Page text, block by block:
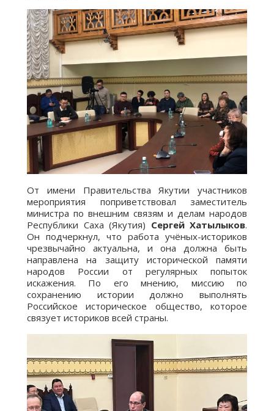
От имени Правительства Якутии участников
мероприятия поприветствовал заместитель
министра по внешним связям и делам народов
Республики Саха (Якутия) Сергей Хатылыков.
Он подчеркнул, что работа учёных-историков
чрезвычайно актуальна, и она должна быть
направлена на защиту исторической памяти
народов России от регулярных попыток
искажения. По его мнению, миссию по
сохранению истории должно выполнять
Российское историческое общество, которое
связует историков всей страны.